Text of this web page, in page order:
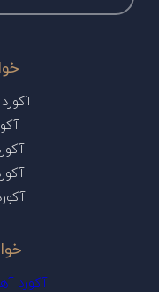
آکورد